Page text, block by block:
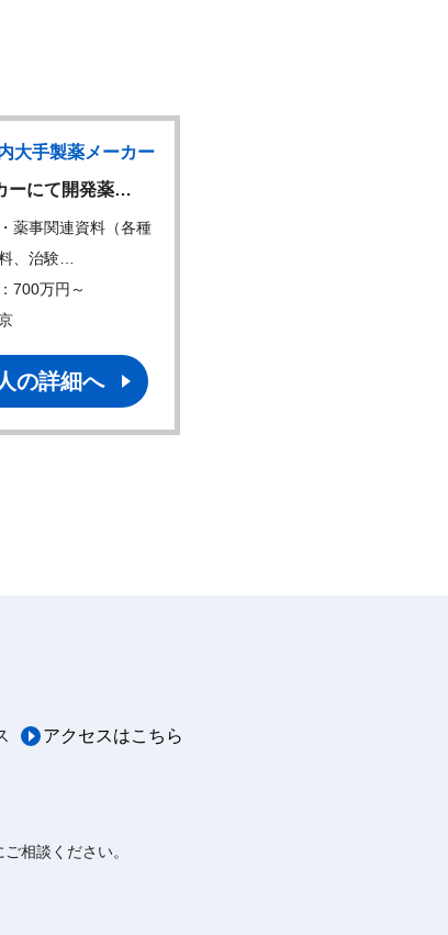
大手製薬メーカー
ーにて開発薬…
薬事関連資料（各種
、治験…
700万円～
の詳細へ
アクセスはこちら
相談ください。